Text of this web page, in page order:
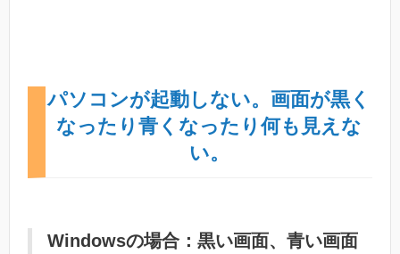
パソコンが起動しない。画面が黒く
なったり青くなったり何も見えな
い。
Windowsの場合：黒い画面、青い画面